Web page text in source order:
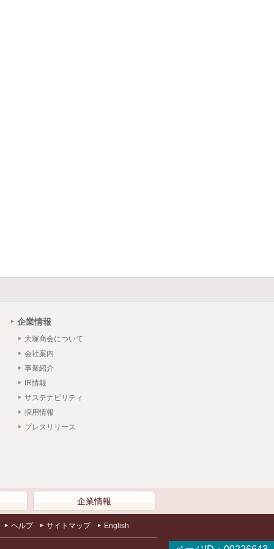
企業情報
大塚商会について
会社案内
事業紹介
IR情報
サステナビリティ
採用情報
プレスリリース
企業情報
ヘルプ サイトマップ English